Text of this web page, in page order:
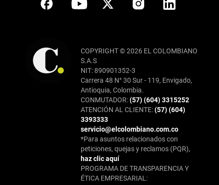
COPYRIGHT © 2026 EL COLOMBIANO
S.A.S
NIT: 890901352-3
Carrera 48 N° 30 Sur - 119, Envigado,
Antioquia, Colombia.
CONMUTADOR:(57) (604) 3315252
ATENCIÓN AL CLIENTE:(57) (604)
3393333
servicio@elcolombiano.com.co
*Para asuntos relacionados con
peticiones, quejas y reclamos (PQR),
haz clic aquí
PROGRAMA DE TRANSPARENCIA Y
ÉTICA EMPRESARIAL: